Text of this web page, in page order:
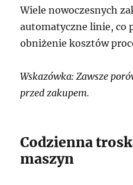
Wiele nowoczesnych
automatyczne linie, co
obniżenie kosztów
Wskazówka: Zawsze
przed zakupem.
Codzienna
maszyn